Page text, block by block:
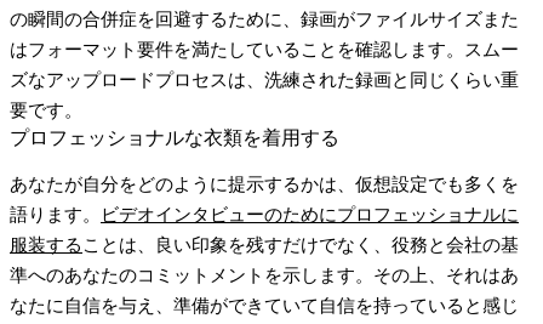
の瞬間の合併症を回避するために、録画がファイルサイズまた
はフォーマット要件を満たしていることを確認します。スムー
ズなアップロードプロセスは、洗練された録画と同じくらい重
要です。
プロフェッショナルな衣類を着用する
あなたが自分をどのように提示するかは、仮想設定でも多くを
語ります。
ビデオインタビューのためにプロフェッショナルに
服装する ことは、良い印象を残すだけでなく、役務と会社の基
準へのあなたのコミットメントを示します。その上、それはあ
なたに自信を与え、準備ができていて自信を持っていると感じ